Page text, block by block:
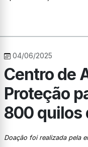
04/06/2025
Centro de
Proteção
800 quilos
Doação foi realizada pela